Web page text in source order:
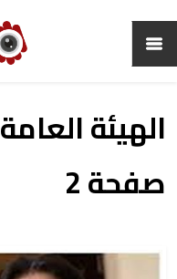
الهيئة
صفحة 2